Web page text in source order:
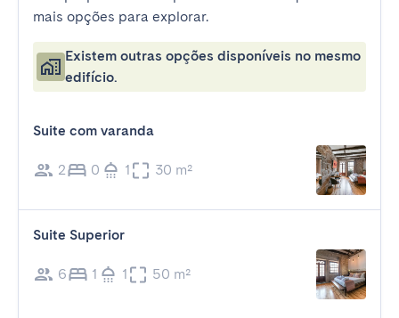
mais opções para explorar.
Existem outras opções disponíveis no mesmo
edifício.
Suite com varanda
2 0 1 30 m²
Suite Superior
6 1 1 50 m²